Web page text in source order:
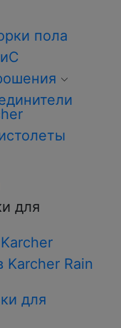
пола
для
Rain
для